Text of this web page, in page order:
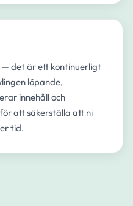
— det är ett kontinuerligt
löpande,
innehåll och
att säkerställa att ni
tid.